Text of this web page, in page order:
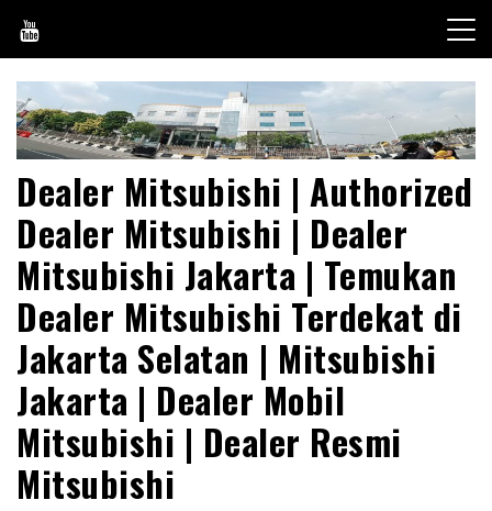
content
Dealer Mitsubishi | Authorized
Dealer Mitsubishi | Dealer
Mitsubishi Jakarta | Temukan
Dealer Mitsubishi Terdekat di
Jakarta Selatan | Mitsubishi
Jakarta | Dealer Mobil
Mitsubishi | Dealer Resmi
Mitsubishi